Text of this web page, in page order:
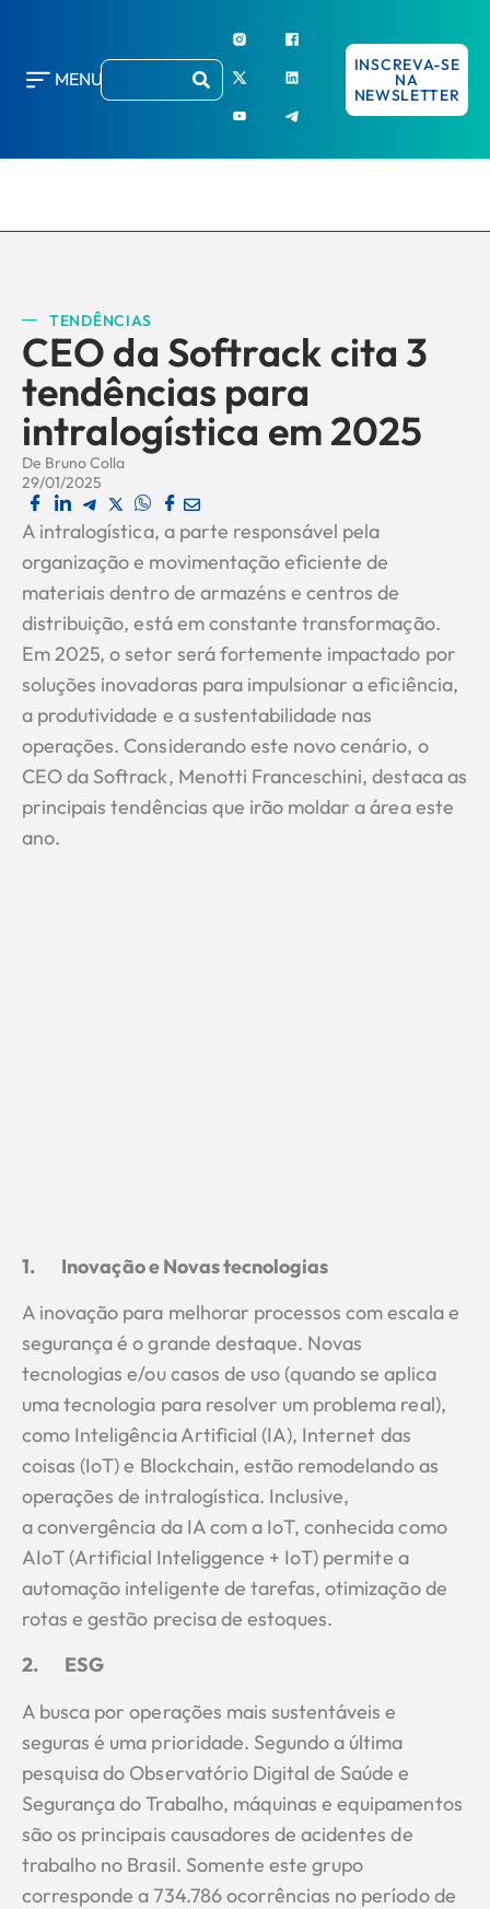
MENU
INSCREVA-SE
NA
NEWSLETTER
TENDÊNCIAS
CEO da Softrack cita 3
tendências para
intralogística em 2025
De Bruno Colla
29/01/2025
A intralogística, a parte responsável pela
organização e movimentação eficiente de
materiais dentro de armazéns e centros de
distribuição, está em constante transformação.
Em 2025, o setor será fortemente impactado por
soluções inovadoras para impulsionar a eficiência,
a produtividade e a sustentabilidade nas
operações. Considerando este novo cenário, o
CEO da Softrack, Menotti Franceschini, destaca as
principais tendências que irão moldar a área este
ano.
1.
Inovação e Novas tecnologias
A inovação para melhorar processos com escala e
segurança é o grande destaque. Novas
tecnologias e/ou casos de uso (quando se aplica
uma tecnologia para resolver um problema real),
como Inteligência Artificial (IA), Internet das
coisas (IoT) e Blockchain, estão remodelando as
operações de intralogística. Inclusive,
a convergência da IA com a IoT, conhecida como
AIoT (Artificial Inteliggence + IoT) permite a
automação inteligente de tarefas, otimização de
rotas e gestão precisa de estoques.
2.
ESG
A busca por operações mais sustentáveis e
seguras é uma prioridade. Segundo a última
pesquisa do Observatório Digital de Saúde e
Segurança do Trabalho, máquinas e equipamentos
são os principais causadores de acidentes de
trabalho no Brasil. Somente este grupo
corresponde a 734.786 ocorrências no período de